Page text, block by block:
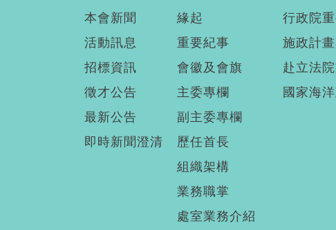
本會新聞
活動訊息
招標資訊
徵才公告
最新公告
即時新聞澄清
緣起
重要紀事
會徽及會旗
主委專欄
副主委專欄
歷任首長
組織架構
業務職掌
處室業務介紹
行政院
施政計
赴立法
國家海